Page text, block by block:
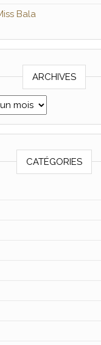
Bala
ARCHIVES
CATÉGORIES